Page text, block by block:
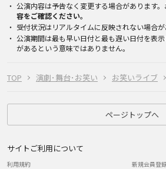
TOP 演劇･舞台･お笑い お笑いライブ
公演内容は予告なく変更する場合があります
容をご確認ください。
受付状況はリアルタイムに反映されない場合が
公演期間は最も早い日付と最も遅い日付を表
があるという意味ではありません。
ページトップへ
サイトご利用について
利用規約
新規会員登